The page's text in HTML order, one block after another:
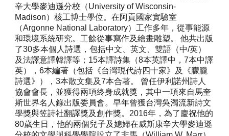
辛大學麥迪遜分校（University of Wisconsin-
Madison）核工博士學位。在阿貢國家實驗室
（Argonne National Laboratory）工作多年，從事能源
和環境系統研究。工餘從事寫作及繪畫雕塑。 他共出版
了30多本個人詩選，包括中文、英文、雙語（中/英）
及法譯意譯韓譯等；15本譯詩集（8本英譯中，7本中譯
英），6本編著（包括《台灣現代詩四十家》及《朦朧
詩選》），3本散文集及7本合著。 曾任伊利諾州詩人
協會會長，並獲得兩項終身成就獎，其中一項來自馬奎
斯世界名人錄出版委員會。早年曾獲台灣吳濁流新詩文
學獎與笠詩社翻譯獎及創作獎。2016年，為了慶祝他的
80歲生日，他的兩個兒子及媳婦在威斯康辛大學麥迪遜